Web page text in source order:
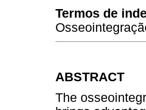
Termos de
ABSTRACT
The